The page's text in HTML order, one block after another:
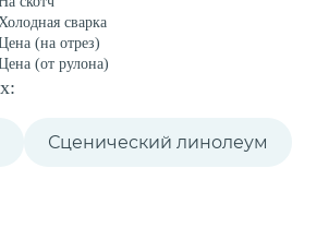
сварка
(на отрез)
(от рулона)
Сценический линолеум